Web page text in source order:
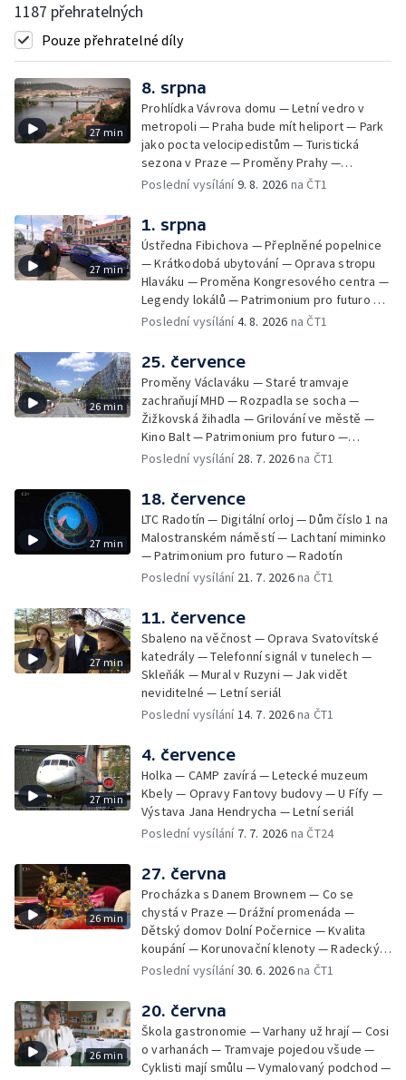
1187 přehratelných
Pouze přehratelné díly
27 min
8. srpna
Prohlídka Vávrova domu — Letní vedro v
metropoli — Praha bude mít heliport — Park
jako pocta velocipedistům — Turistická
sezona v Praze — Proměny Prahy —
Patrimonium pro futuro — Koloděje
Poslední vysílání9. 8. 2026 na ČT1
27 min
1. srpna
Ústředna Fibichova — Přeplněné popelnice
— Krátkodobá ubytování — Oprava stropu
Hlaváku — Proměna Kongresového centra —
Legendy lokálů — Patrimonium pro futuro —
Kolovraty
Poslední vysílání4. 8. 2026 na ČT1
26 min
25. července
Proměny Václaváku — Staré tramvaje
zachraňují MHD — Rozpadla se socha —
Žižkovská žihadla — Grilování ve městě —
Kino Balt — Patrimonium pro futuro —
Třebonice
Poslední vysílání 28. 7. 2026na ČT1
27 min
18. července
LTC Radotín — Digitální orloj — Dům číslo 1 na
Malostranském náměstí — Lachtaní miminko
— Patrimonium pro futuro — Radotín
Poslední vysílání 21. 7. 2026na ČT1
27 min
11. července
Sbaleno na věčnost — Oprava Svatovítské
katedrály — Telefonní signál v tunelech —
Skleňák — Mural v Ruzyni — Jak vidět
neviditelné — Letní seriál
Poslední vysílání14. 7. 2026na ČT1
27 min
4. července
Holka — CAMP zavírá — Letecké muzeum
Kbely — Opravy Fantovy budovy — U Fífy —
Výstava Jana Hendrycha — Letní seriál
Poslední vysílání 7. 7. 2026 na ČT24
26 min
27. června
Procházka s Danem Brownem — Co se
chystá v Praze — Drážní promenáda —
Dětský domov Dolní Počernice — Kvalita
koupání — Korunovační klenoty — Radecký
zpátky na Malostranské náměstí — 50 let
Poslední vysílání30. 6. 2026na ČT1
26 min
20. června
Škola gastronomie — Varhany už hrají — Cosi
o varhanách — Tramvaje pojedou všude —
Cyklisti mají smůlu — Vymalovaný podchod —